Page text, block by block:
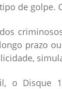
de golpe.
prazo
o Disque